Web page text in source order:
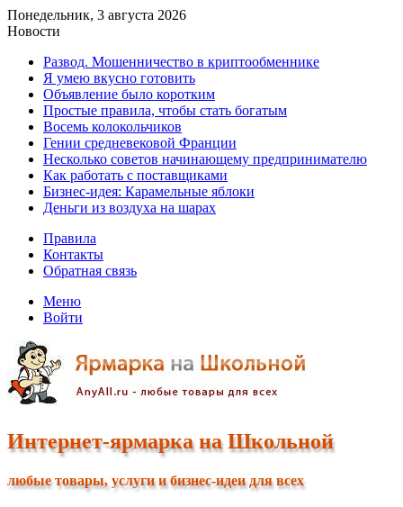
Понедельник, 3 августа 2026
Новости
Развод. Мошенничество в криптообменнике
Я умею вкусно готовить
Объявление было коротким
Простые правила, чтобы стать богатым
Восемь колокольчиков
Гении средневековой Франции
Несколько советов начинающему предпринимателю
Как работать с поставщиками
Бизнес-идея: Карамельные яблоки
Деньги из воздуха на шарах
Правила
Контакты
Обратная связь
Меню
Войти
Интернет-ярмарка на Школьной
любые товары, услуги и бизнес-идеи для всех